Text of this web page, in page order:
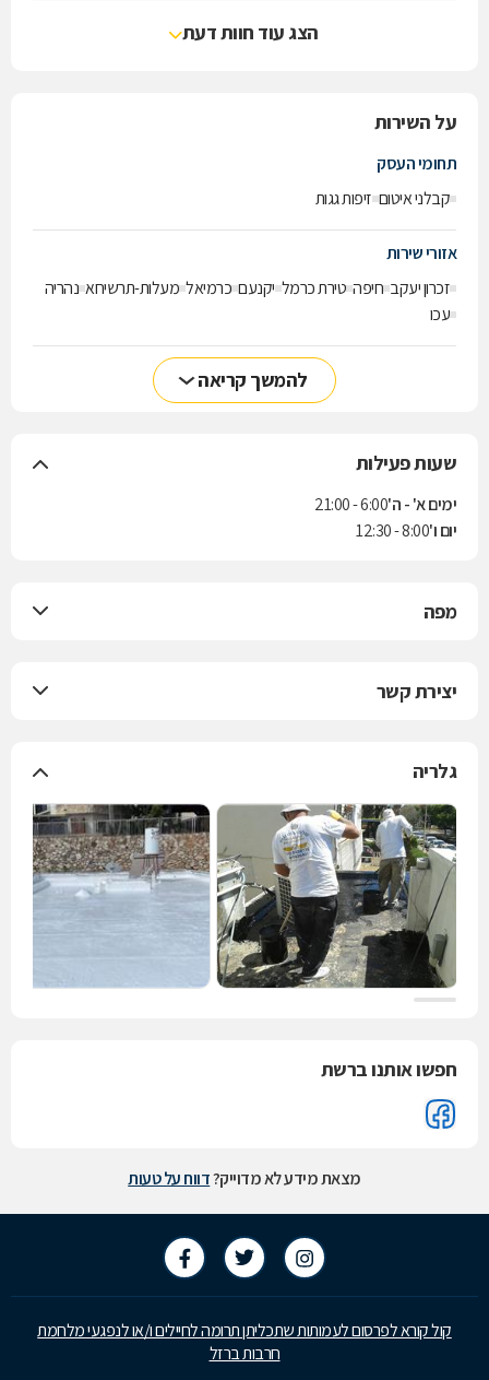
הצג עוד חוות דעת
על השירות
תחומי העסק
קבלני איטום זיפות גגות
אזורי שירות
זכרון יעקב חיפה טירת כרמל יקנעם כרמיאל מעלות-תרשיחא נהריה
עכו
להמשך קריאה
שעות פעילות
ימים א' - ה'6:00 - 21:00
יום ו'8:00 - 12:30
מפה
יצירת קשר
גלריה
חפשו אותנו ברשת
מצאת מידע לא מדוייק?דווח על טעות
קול קורא לפרסום לעמותות שתכליתן תרומה לחיילים ו/או לנפגעי מלחמת
חרבות ברזל